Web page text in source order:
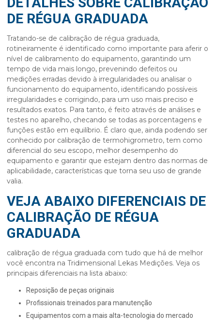
DE RÉGUA GRADUADA
Tratando-se de calibração de régua graduada,
rotineiramente é identificado como importante para aferir o
nível de calibramento do equipamento, garantindo um
tempo de vida mais longo, prevenindo defeitos ou
medições erradas devido à irregularidades ou analisar o
funcionamento do equipamento, identificando possíveis
irregularidades e corrigindo, para um uso mais preciso e
resultados exatos. Para tanto, é feito através de análises e
testes no aparelho, checando se todas as porcentagens e
funções estão em equilíbrio. É claro que, ainda podendo ser
conhecido por calibração de termohigrometro, tem como
diferencial do seu escopo, melhor desempenho do
equipamento e garantir que estejam dentro das normas de
aplicabilidade, características que torna seu uso de grande
valia.
VEJA ABAIXO DIFERENCIAIS DE
CALIBRAÇÃO DE RÉGUA
GRADUADA
calibração de régua graduada com tudo que há de melhor
você encontra na Tridimensional Lekas Medições. Veja os
principais diferenciais na lista abaixo:
reposição de peças originais
profissionais treinados para manutenção
equipamentos com a mais alta-tecnologia do mercado